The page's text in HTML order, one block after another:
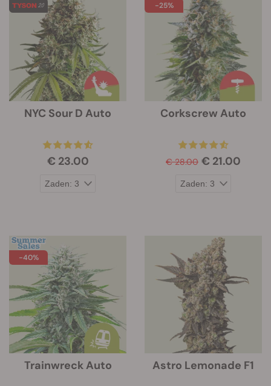
NYC Sour D Auto
€ 23.00
-25%
Corkscrew Auto
€ 28.00 € 21.00
-40%
Trainwreck Auto Astro Lemonade F1